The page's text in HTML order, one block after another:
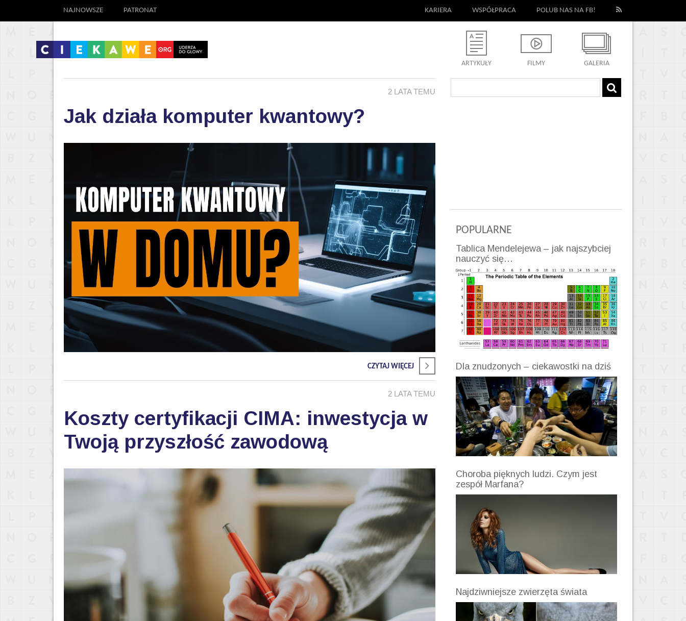
NAJNOWSZE PATRONAT KARIERA WSPÓŁPRACA POLUB NAS NA FB!
ARTYKUŁY FILMY GALERIA
2 LATA TEMU
Jak działa komputer kwantowy?
CZYTAJ WIĘCEJ
2 LATA TEMU
Koszty certyfikacji CIMA: inwestycja w
Twoją przyszłość zawodową
POPULARNE
Tablica Mendelejewa – jak najszybciej
nauczyć się…
Dla znudzonych – ciekawostki na dziś
Choroba pięknych ludzi. Czym jest
zespół Marfana?
Najdziwniejsze zwierzęta świata